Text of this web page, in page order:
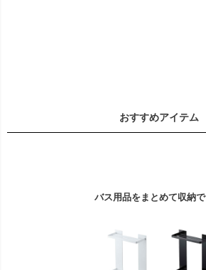
おすすめアイテム
バス用品をまとめて収納